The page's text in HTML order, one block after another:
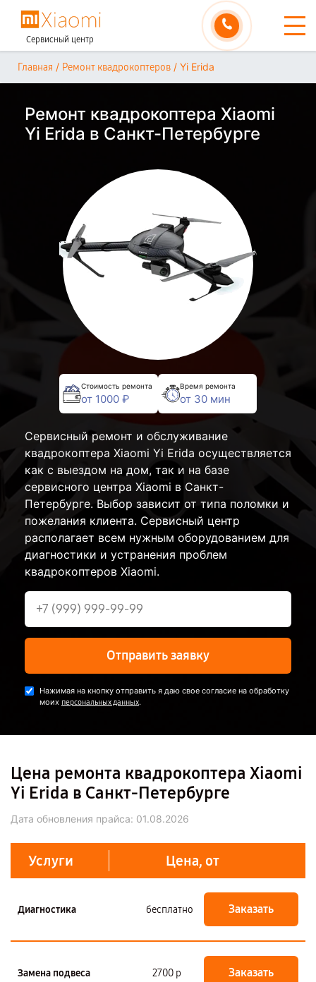
Сервисный центр
Главная / Ремонт квадрокоптеров / Yi Erida
Ремонт квадрокоптера Xiaomi
Yi Erida в Санкт-Петербурге
Стоимость ремонта
от 1000 ₽
Время ремонта
от 30 мин
Сервисный ремонт и обслуживание
квадрокоптера Xiaomi Yi Erida осуществляется
как с выездом на дом, так и на базе
сервисного центра Xiaomi в Санкт-
Петербурге. Выбор зависит от типа поломки и
пожелания клиента. Сервисный центр
располагает всем нужным оборудованием для
диагностики и устранения проблем
квадрокоптеров Xiaomi.
Отправить заявку
Нажимая на кнопку отправить я даю свое согласие на обработку
моих персональных данных.
Цена ремонта квадрокоптера Xiaomi
Yi Erida в Санкт-Петербурге
Дата обновления прайса: 01.08.2026
Услуги Цена, от
Диагностика бесплатно Заказать
Замена подвеса 2700 р Заказать